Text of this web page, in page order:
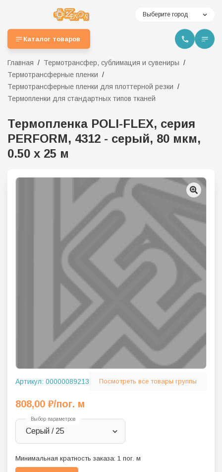
Выберите город
Каталог товаров
Главная
Термотрансфер, сублимация и сувениры
Термотрансферные пленки
Термотрансферные пленки для плоттерной резки
Термопленки для стандартных типов тканей
Термопленка POLI-FLEX, серия
PERFORM, 4312 - серый, 80 мкм,
0.50 х 25 м
Артикул: 00000089213 Посмотреть все товары группы
808,00 ₽/пог. м
Выбор параметров
Серый / 25
Минимальная кратность заказа: 1 пог. м